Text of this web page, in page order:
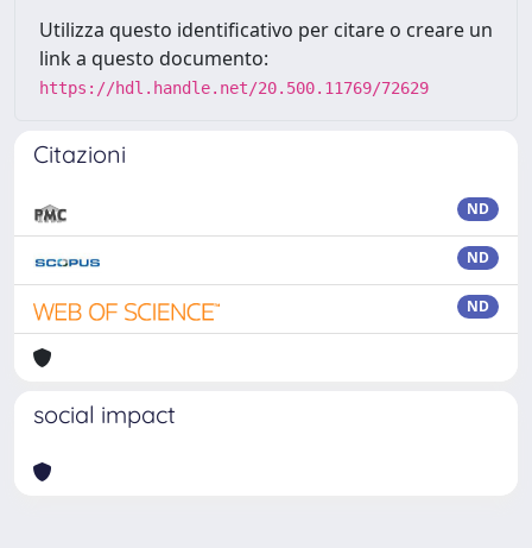
Utilizza questo identificativo per citare o creare un
link a questo documento:
https://hdl.handle.net/20.500.11769/72629
Citazioni
ND
ND
ND
social impact